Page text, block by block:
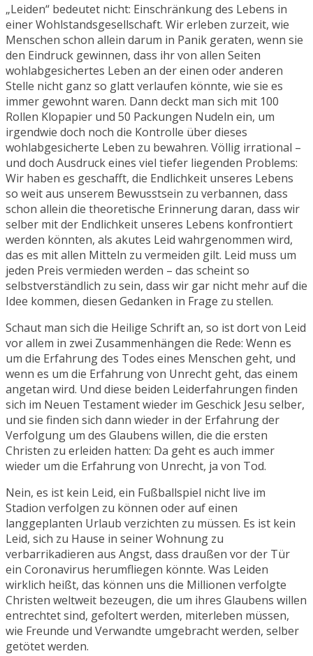
„Leiden“ bedeutet nicht: Einschränkung des Lebens in
einer Wohlstandsgesellschaft. Wir erleben zurzeit, wie
Menschen schon allein darum in Panik geraten, wenn sie
den Eindruck gewinnen, dass ihr von allen Seiten
wohlabgesichertes Leben an der einen oder anderen
Stelle nicht ganz so glatt verlaufen könnte, wie sie es
immer gewohnt waren. Dann deckt man sich mit 100
Rollen Klopapier und 50 Packungen Nudeln ein, um
irgendwie doch noch die Kontrolle über dieses
wohlabgesicherte Leben zu bewahren. Völlig irrational –
und doch Ausdruck eines viel tiefer liegenden Problems:
Wir haben es geschafft, die Endlichkeit unseres Lebens
so weit aus unserem Bewusstsein zu verbannen, dass
schon allein die theoretische Erinnerung daran, dass wir
selber mit der Endlichkeit unseres Lebens konfrontiert
werden könnten, als akutes Leid wahrgenommen wird,
das es mit allen Mitteln zu vermeiden gilt. Leid muss um
jeden Preis vermieden werden – das scheint so
selbstverständlich zu sein, dass wir gar nicht mehr auf die
Idee kommen, diesen Gedanken in Frage zu stellen.
Schaut man sich die Heilige Schrift an, so ist dort von Leid
vor allem in zwei Zusammenhängen die Rede: Wenn es
um die Erfahrung des Todes eines Menschen geht, und
wenn es um die Erfahrung von Unrecht geht, das einem
angetan wird. Und diese beiden Leiderfahrungen finden
sich im Neuen Testament wieder im Geschick Jesu selber,
und sie finden sich dann wieder in der Erfahrung der
Verfolgung um des Glaubens willen, die die ersten
Christen zu erleiden hatten: Da geht es auch immer
wieder um die Erfahrung von Unrecht, ja von Tod.
Nein, es ist kein Leid, ein Fußballspiel nicht live im
Stadion verfolgen zu können oder auf einen
langgeplanten Urlaub verzichten zu müssen. Es ist kein
Leid, sich zu Hause in seiner Wohnung zu
verbarrikadieren aus Angst, dass draußen vor der Tür
ein Coronavirus herumfliegen könnte. Was Leiden
wirklich heißt, das können uns die Millionen verfolgte
Christen weltweit bezeugen, die um ihres Glaubens willen
entrechtet sind, gefoltert werden, miterleben müssen,
wie Freunde und Verwandte umgebracht werden, selber
getötet werden.